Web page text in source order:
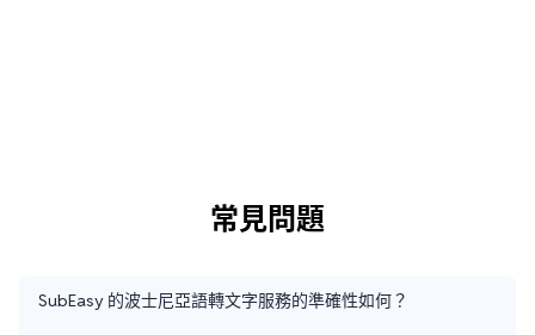
常見問題
SubEasy 的波士尼亞語轉文字服務的準確性如何？